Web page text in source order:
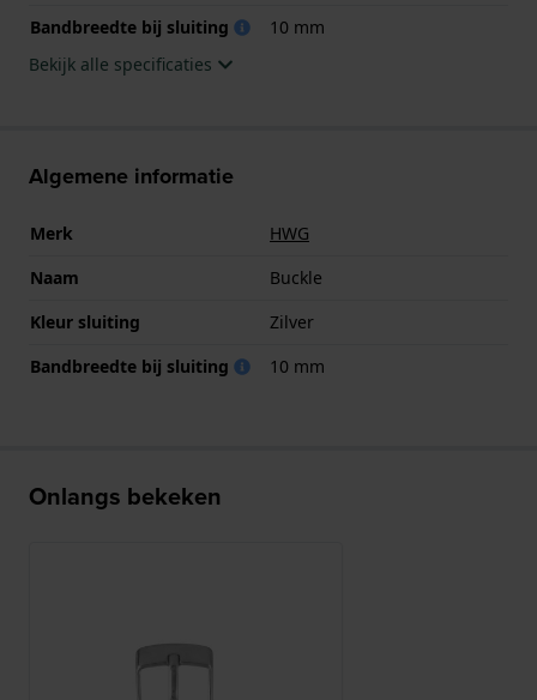
Bandbreedte bij sluiting
10 mm
Bekijk alle specificaties
Algemene informatie
Merk
HWG
Naam
Buckle
Kleur sluiting
Zilver
Bandbreedte bij sluiting
10 mm
Onlangs bekeken